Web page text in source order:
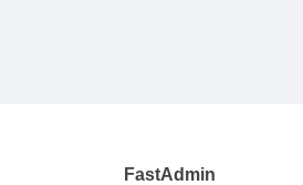
FastAdmin